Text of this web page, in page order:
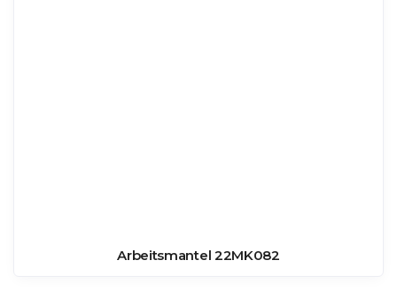
Arbeitsmantel 22MK082